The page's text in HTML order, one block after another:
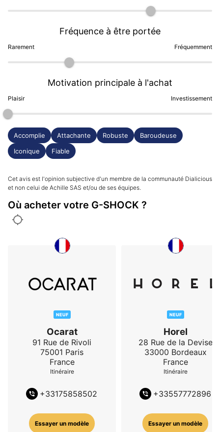
Rarement
Fréquence à être portée
Fréquemment
Plaisir
Motivation principale à l'achat
Investissement
Accomplie Attachante Robuste
Baroudeuse
Iconique
Fiable
Cet avis est l'opinion subjective d'un membre de la communauté Dialicious
et non celui de Achille SAS et/ou de ses équipes.
Où acheter votre G-SHOCK ?
NEUF
Ocarat
91 Rue de Rivoli
75001 Paris
France
Itinéraire
+33175858502
Essayer un modèle
NEUF
Horel
28 Rue de la Devise
33000 Bordeaux
France
Itinéraire
+33557772896
Essayer un modèle